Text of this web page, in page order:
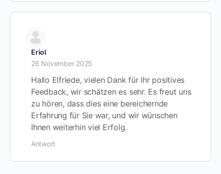
Eriol
26 November 2025
Hallo Elfriede, vielen Dank für Ihr positives
Feedback, wir schätzen es sehr. Es freut uns
zu hören, dass dies eine bereichernde
Erfahrung für Sie war, und wir wünschen
Ihnen weiterhin viel Erfolg.
Antwort